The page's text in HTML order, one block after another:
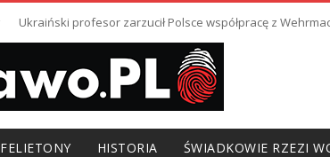
Ukraiński profesor zarzucił Polsce współpracę z
FELIETONY HISTORIA ŚWIADKOWIE RZEZI